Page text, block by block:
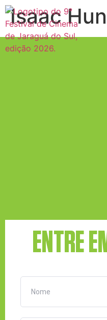
Isaac
ENTRE